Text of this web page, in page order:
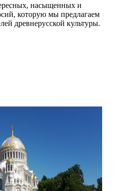
насыщенных и
которую мы предлагаем
древнерусской культуры.